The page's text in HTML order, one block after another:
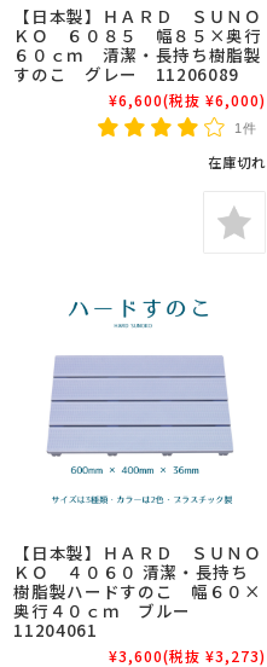
【日本製】ＨＡＲＤ ＳＵＮＯ
ＫＯ ６０８５ 幅８５×奥行
６０ｃｍ 清潔・長持ち樹脂製
すのこ グレー 11206089
¥6,600(税抜 ¥6,000)
1件
在庫切れ
【日本製】ＨＡＲＤ ＳＵＮＯ
ＫＯ ４０６０ 清潔・長持ち
樹脂製ハードすのこ 幅６０×
奥行４０ｃｍ ブルー
11204061
¥3,600(税抜 ¥3,273)